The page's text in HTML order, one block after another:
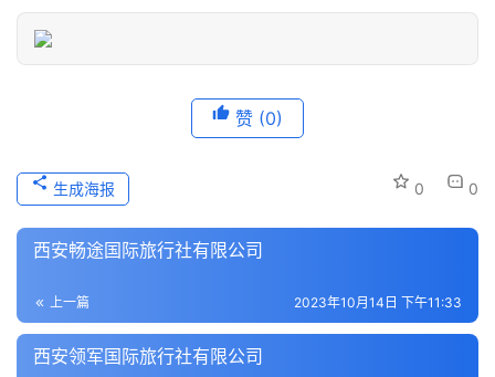
历
导
之
本
地
赞 (0)
0 0
生成海报
西安畅途国际旅行社有限公司
上一篇 2023年10月14日 下午11:33
西安领军国际旅行社有限公司